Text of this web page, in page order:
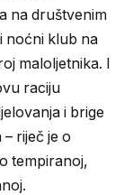
na društvenim
noćni klub na
maloljetnika. I
raciju
i brige
riječ je o
tempiranoj,